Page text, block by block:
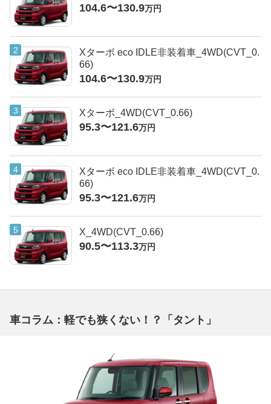
104.6〜130.9万円
Xターボ eco IDLE非装着車_4WD(CVT_0.
66)
104.6〜130.9万円
Xターボ_4WD(CVT_0.66)
95.3〜121.6万円
Xターボ eco IDLE非装着車_4WD(CVT_0.
66)
95.3〜121.6万円
X_4WD(CVT_0.66)
90.5〜113.3万円
車コラム：軽でも狭くない！？「タント」